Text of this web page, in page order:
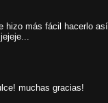
hizo más fácil hacerlo
muchas gracias!